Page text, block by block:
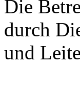
Die
durch
und